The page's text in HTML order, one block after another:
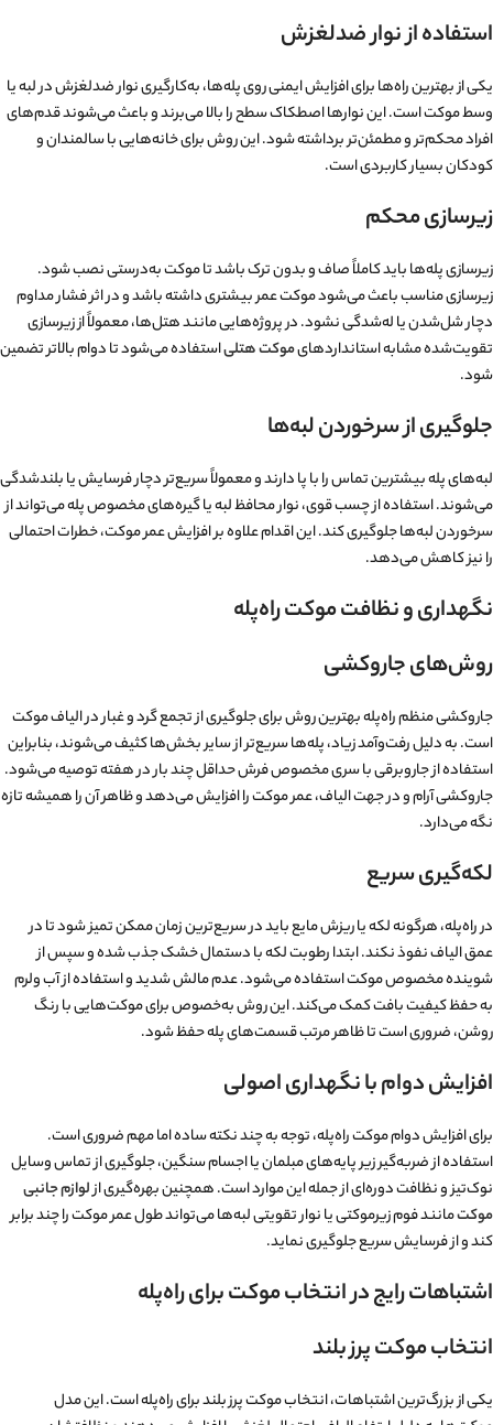
استفاده از نوار ضدلغزش
یکی از بهترین راه‌ها برای افزایش ایمنی روی پله‌ها، به‌کارگیری نوار ضدلغزش در لبه یا
وسط موکت است. این نوارها اصطکاک سطح را بالا می‌برند و باعث می‌شوند قدم‌های
افراد محکم‌تر و مطمئن‌تر برداشته شود. این روش برای خانه‌هایی با سالمندان و
کودکان بسیار کاربردی است.
زیرسازی محکم
زیرسازی پله‌ها باید کاملاً صاف و بدون ترک باشد تا موکت به‌درستی نصب شود.
زیرسازی مناسب باعث می‌شود موکت عمر بیشتری داشته باشد و در اثر فشار مداوم
دچار شل‌شدن یا له‌شدگی نشود. در پروژه‌هایی مانند هتل‌ها، معمولاً از زیرسازی
تقویت‌شده مشابه استانداردهایموکت هتلیاستفاده می‌شود تا دوام بالاتر تضمین
شود.
جلوگیری از سرخوردن لبه‌ها
لبه‌های پله بیشترین تماس را با پا دارند و معمولاً سریع‌تر دچار فرسایش یا بلندشدگی
می‌شوند. استفاده از چسب قوی، نوار محافظ لبه یا گیره‌های مخصوص پله می‌تواند از
سرخوردن لبه‌ها جلوگیری کند. این اقدام علاوه بر افزایش عمر موکت، خطرات احتمالی
را نیز کاهش می‌دهد.
نگهداری و نظافت موکت راه‌پله
روش‌های جاروکشی
جاروکشی منظم راه‌پله بهترین روش برای جلوگیری از تجمع گرد و غبار در الیاف موکت
است. به دلیل رفت‌وآمد زیاد، پله‌ها سریع‌تر از سایر بخش‌ها کثیف می‌شوند، بنابراین
استفاده از جاروبرقی با سری مخصوص فرش حداقل چند بار در هفته توصیه می‌شود.
جاروکشی آرام و در جهت الیاف، عمر موکت را افزایش می‌دهد و ظاهر آن را همیشه تازه
نگه می‌دارد.
لکه‌گیری سریع
در راه‌پله، هرگونه لکه یا ریزش مایع باید در سریع‌ترین زمان ممکن تمیز شود تا در
عمق الیاف نفوذ نکند. ابتدا رطوبت لکه با دستمال خشک جذب شده و سپس از
شوینده مخصوص موکت استفاده می‌شود. عدم مالش شدید و استفاده از آب ولرم
به حفظ کیفیت بافت کمک می‌کند. این روش به‌خصوص برای موکت‌هایی با رنگ
روشن، ضروری است تا ظاهر مرتب قسمت‌های پله حفظ شود.
افزایش دوام با نگهداری اصولی
برای افزایش دوام موکت راه‌پله، توجه به چند نکته ساده اما مهم ضروری است.
استفاده از ضربه‌گیر زیر پایه‌های مبلمان یا اجسام سنگین، جلوگیری از تماس وسایل
نوک‌تیز و نظافت دوره‌ای از جمله این موارد است. همچنین بهره‌گیری ازلوازم جانبی
موکتمانند فوم زیرموکتی یا نوار تقویتی لبه‌ها می‌تواند طول عمر موکت را چند برابر
کند و از فرسایش سریع جلوگیری نماید.
اشتباهات رایج در انتخاب موکت برای راه‌پله
انتخاب موکت پرز بلند
یکی از بزرگ‌ترین اشتباهات، انتخاب موکت پرز بلند برای راه‌پله است. این مدل